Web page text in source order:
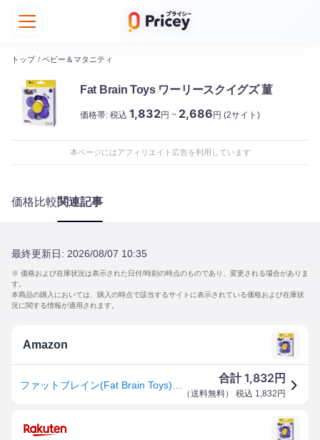
トップ / ベビー＆マタニティ
Fat Brain Toys ワーリースクイグズ 菫
価格帯: 税込 1,832円 ~ 2,686 円 (2サイト)
本ページにはアフィリエイト広告を利用しています
価格比較関連記事
最終更新日: 2026/08/07 10:35
※ 価格および在庫状況は表示された日付/時刻の時点のものであり、変更される場合がありま
す。
本商品の購入においては、購入の時点で該当するサイトに表示されている価格および在庫状
況に関する情報が適用されます。
Amazon
合計1,832 円
（送料無料） 税込 1,832 円